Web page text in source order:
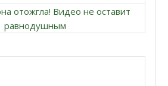
отожгла! Видео не оставит
равнодушным